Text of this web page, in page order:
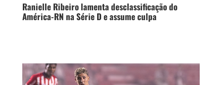
Ranielle Ribeiro lamenta desclassificação do
América-RN na Série D e assume culpa